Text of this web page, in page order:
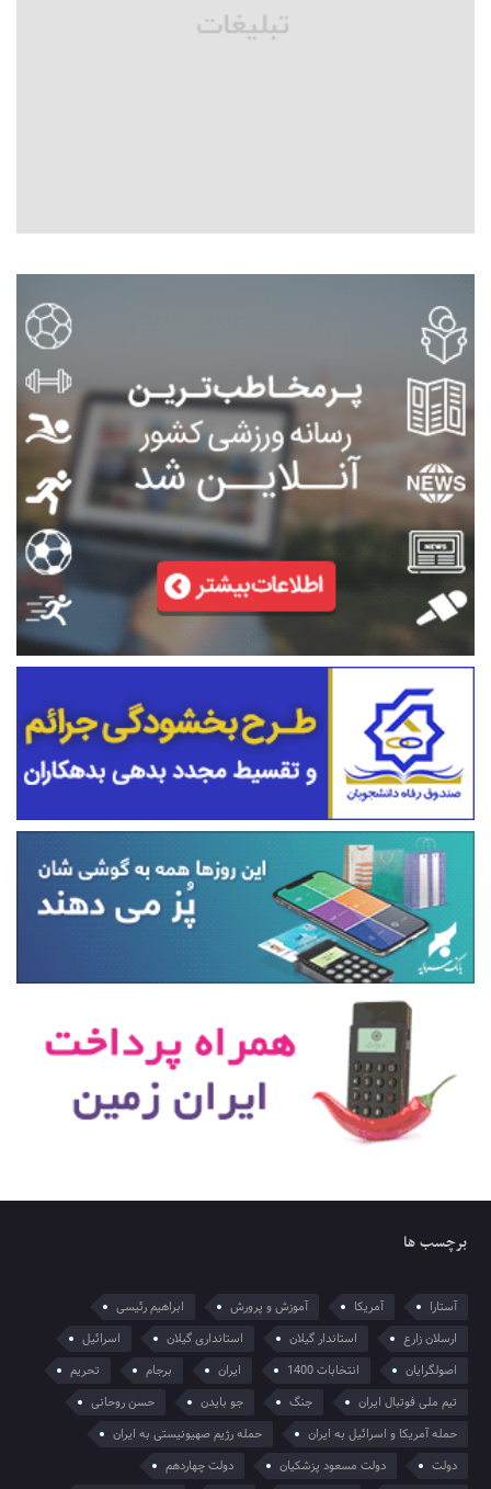
برچسب ها
آستارا آمریکا آموزش و پرورش
ابراهیم رئیسی
ارسلان زارع
استاندار گیلان استانداری گیلان
اسرائیل
اصولگرایان
انتخابات 1400 ایران برجام
تحریم
تیم ملی فوتبال ایران
جنگ جو بایدن
حسن روحانی
حمله آمریکا و اسرائیل به ایران
حمله رژیم صهیونیستی به ایران
دولت
دولت مسعود پزشکیان
دولت چهاردهم